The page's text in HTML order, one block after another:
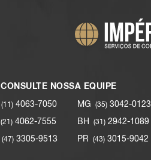
CONSULTE NOSSA EQUIPE
(11) 4063-7050
(21) 4062-7555
(47) 3305-9513
MG (35) 3042-0123
BH (31) 2942-1089
PR (43) 3015-9042